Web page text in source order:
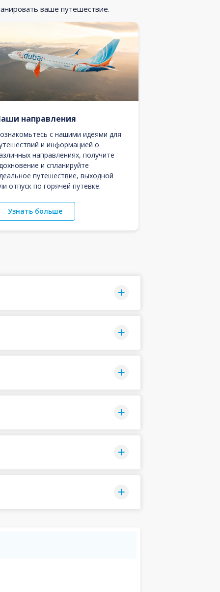
ваше путешествие.
направления
с нашими идеями для
и информацией о
направлениях, получите
и спланируйте
путешествие, выходной
отпуск по горячей путевке.
Узнать больше